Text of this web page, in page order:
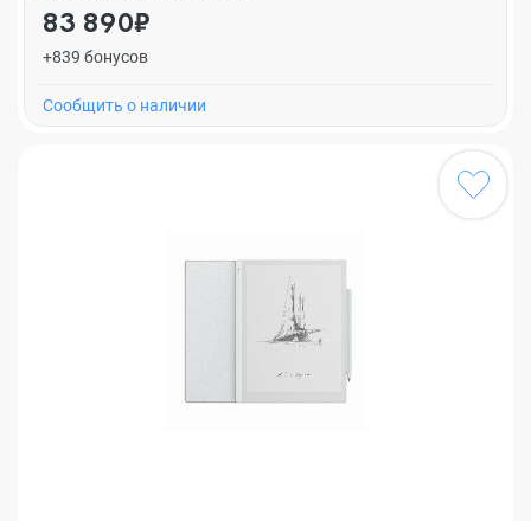
83 890₽
+839 бонусов
Cообщить о наличии